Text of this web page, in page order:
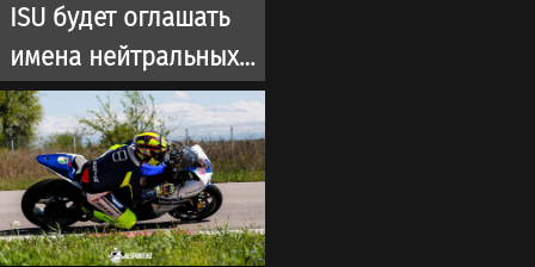
ISU будет оглашать
имена нейтральных
спортсменов во время
турниров